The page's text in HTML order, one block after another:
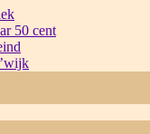
50 cent